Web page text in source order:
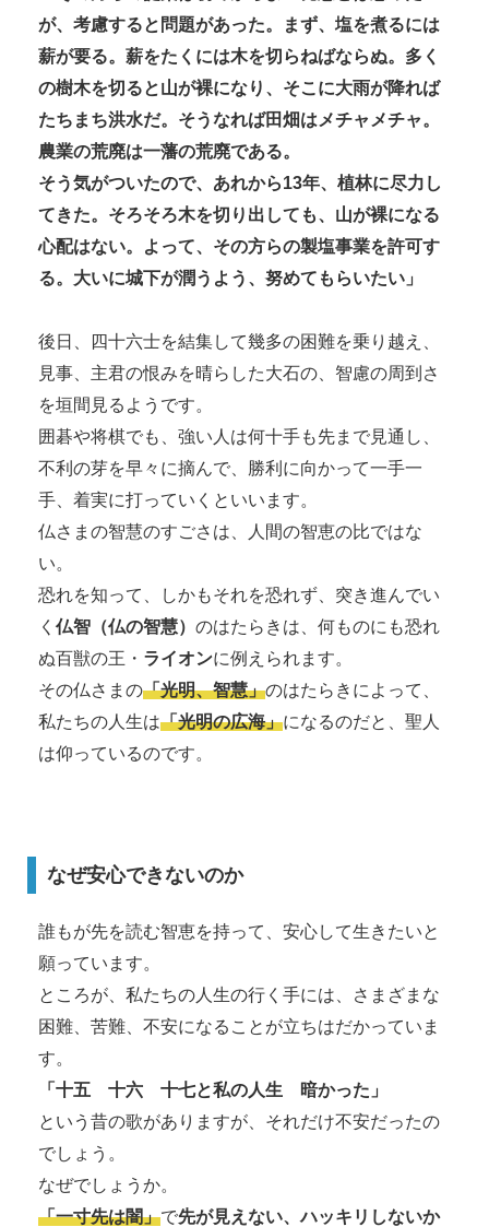
が、考慮すると問題があった。まず、塩を煮るには
薪が要る。薪をたくには木を切らねばならぬ。多く
の樹木を切ると山が裸になり、そこに大雨が降れば
たちまち洪水だ。そうなれば田畑はメチャメチャ。
農業の荒廃は一藩の荒廃である。
そう気がついたので、あれから13年、植林に尽力し
てきた。そろそろ木を切り出しても、山が裸になる
心配はない。よって、その方らの製塩事業を許可す
る。大いに城下が潤うよう、努めてもらいたい」
後日、四十六士を結集して幾多の困難を乗り越え、
見事、主君の恨みを晴らした大石の、智慮の周到さ
を垣間見るようです。
囲碁や将棋でも、強い人は何十手も先まで見通し、
不利の芽を早々に摘んで、勝利に向かって一手一
手、着実に打っていくといいます。
仏さまの智慧のすごさは、人間の智恵の比ではな
い。
恐れを知って、しかもそれを恐れず、突き進んでい
く 仏智（仏の智慧） のはたらきは、何ものにも恐れ
ぬ百獣の王・ ライオンに例えられます。
その仏さまの「光明、智慧」のはたらきによって、
私たちの人生は「光明の広海」になるのだと、聖人
は仰っているのです。
なぜ安心できないのか
誰もが先を読む智恵を持って、安心して生きたいと
願っています。
ところが、私たちの人生の行く手には、さまざまな
困難、苦難、不安になることが立ちはだかっていま
す。
「十五 十六 十七と私の人生 暗かった」
という昔の歌がありますが、それだけ不安だったの
でしょう。
なぜでしょうか。
「一寸先は闇」で先が見えない、ハッキリしないか